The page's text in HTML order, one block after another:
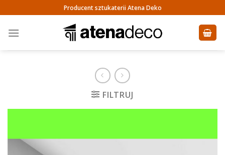
to
content
Producent sztukaterii Atena Deko
FILTRUJ